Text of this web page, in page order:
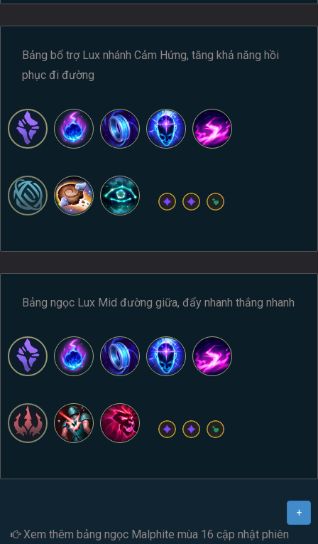
Bảng bổ trợ Lux nhánh Cảm Hứng, tăng khả năng hồi
phục đi đường
Bảng ngọc Lux Mid đường giữa, đẩy nhanh thắng nhanh
+
Xem thêm bảng ngọc Malphite mùa 16 cập nhật phiên